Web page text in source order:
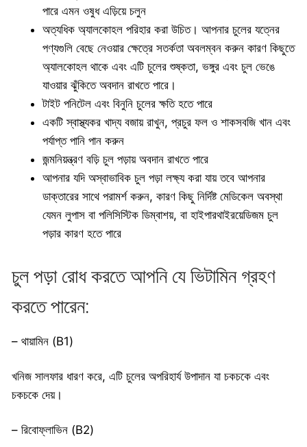
পারে এমন ওষুধ এড়িয়ে চলুন
অত্যধিক অ্যালকোহল পরিহার করা উচিত। আপনার চুলের যত্নের
পণ্যগুলি বেছে নেওয়ার ক্ষেত্রে সতর্কতা অবলম্বন করুন কারণ কিছুতে
অ্যালকোহল থাকে এবং এটি চুলের শুষ্কতা, ভঙ্গুর এবং চুল ভেঙে
যাওয়ার ঝুঁকিতে অবদান রাখতে পারে।
টাইট পনিটেল এবং বিনুনি চুলের ক্ষতি হতে পারে
একটি স্বাস্থ্যকর খাদ্য বজায় রাখুন, প্রচুর ফল ও শাকসবজি খান এবং
পর্যাপ্ত পানি পান করুন
জন্মনিয়ন্ত্রণ বড়ি চুল পড়ায় অবদান রাখতে পারে
আপনার যদি অস্বাভাবিক চুল পড়া লক্ষ্য করা যায় তবে আপনার
ডাক্তারের সাথে পরামর্শ করুন, কারণ কিছু নির্দিষ্ট মেডিকেল অবস্থা
যেমন লুপাস বা পলিসিস্টিক ডিম্বাশয়, বা হাইপারথাইরয়েডিজম চুল
পড়ার কারণ হতে পারে
চুল পড়া রোধ করতে আপনি যে ভিটামিন গ্রহণ
করতে পারেন:
– থায়ামিন (B1)
খনিজ সালফার ধারণ করে, এটি চুলের অপরিহার্য উপাদান যা চকচকে এবং
চকচকে দেয়।
– রিবোফ্লাভিন (B2)